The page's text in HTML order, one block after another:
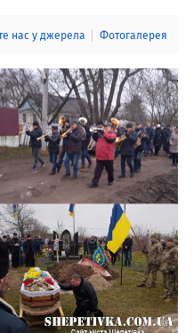
нас у джерела Фотогалерея